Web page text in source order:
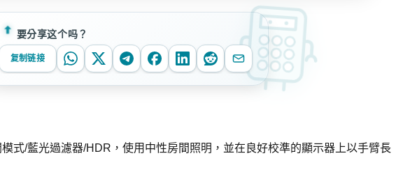
要分享这个吗？
复制链接
式/藍光過濾器/HDR，使用中性房間照明，並在良好校準的顯示器上以手臂長